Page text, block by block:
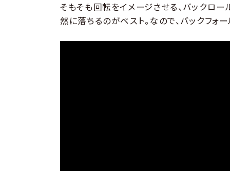
そもそも回転をイメージさせる、バックロ
然に落ちるのがベスト。なので、バックフォ